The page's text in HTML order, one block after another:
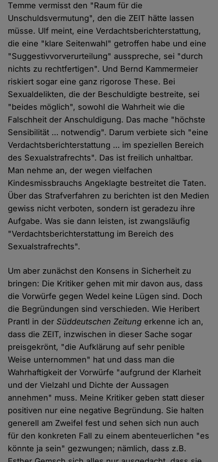
Temme vermisst den "Raum für die
Unschuldsvermutung", den die ZEIT hätte lassen
müsse. Ulf meint, eine Verdachtsberichterstattung,
die eine "klare Seitenwahl" getroffen habe und eine
"Suggestivvorverurteilung" ausspreche, sei "durch
nichts zu rechtfertigen". Und Bernd Kammermeier
riskiert sogar eine ganz rigorose These. Bei
Sexualdelikten, die der Beschuldigte bestreite, sei
"beides möglich", sowohl die Wahrheit wie die
Falschheit der Anschuldigung. Das mache "höchste
Sensibilität … notwendig". Darum verbiete sich "eine
Verdachtsberichterstattung … im speziellen Bereich
des Sexualstrafrechts". Das ist freilich unhaltbar.
Man nehme an, der wegen vielfachen
Kindesmissbrauchs Angeklagte bestreitet die Taten.
Über das Strafverfahren zu berichten ist den Medien
gewiss nicht verboten, sondern ist geradezu ihre
Aufgabe. Was sie dann leisten, ist zwangsläufig
"Verdachtsberichterstattung im Bereich des
Sexualstrafrechts".
Um aber zunächst den Konsens in Sicherheit zu
bringen: Die Kritiker gehen mit mir davon aus, dass
die Vorwürfe gegen Wedel keine Lügen sind. Doch
die Begründungen sind verschieden. Wie Heribert
Prantl in derSüddeutschen Zeitung erkenne ich an,
dass die ZEIT, inzwischen in dieser Sache sogar
preisgekrönt, "die Aufklärung auf sehr penible
Weise unternommen" hat und dass man die
Wahrhaftigkeit der Vorwürfe "aufgrund der Klarheit
und der Vielzahl und Dichte der Aussagen
annehmen" muss. Meine Kritiker geben statt dieser
positiven nur eine negative Begründung. Sie halten
generell am Zweifel fest und sehen sich nun auch
für den konkreten Fall zu einem abenteuerlichen "es
könnte ja sein" gezwungen; nämlich, dass z.B.